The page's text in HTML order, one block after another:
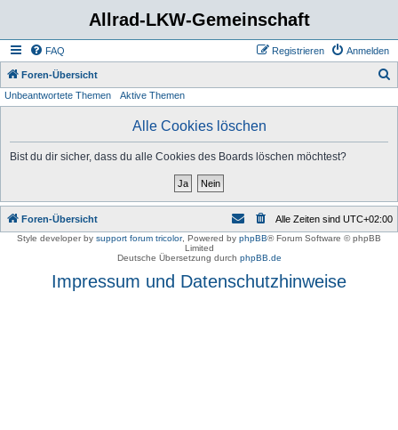
Allrad-LKW-Gemeinschaft
FAQ Anmelden
Registrieren
Foren-Übersicht
Unbeantwortete Themen Aktive Themen
Alle Cookies löschen
Bist du dir sicher, dass du alle Cookies des Boards löschen möchtest?
Foren-Übersicht Alle Zeiten sind UTC+02:00
Style developer by support forum tricolor, Powered by phpBB® Forum Software © phpBB
Limited
Deutsche Übersetzung durch phpBB.de
Impressum und Datenschutzhinweise